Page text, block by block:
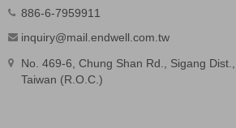
886-6-7959911
inquiry@mail.endwell.com.tw
No. 469-6, Chung Shan Rd., Sigang Dist.,
Taiwan (R.O.C.)